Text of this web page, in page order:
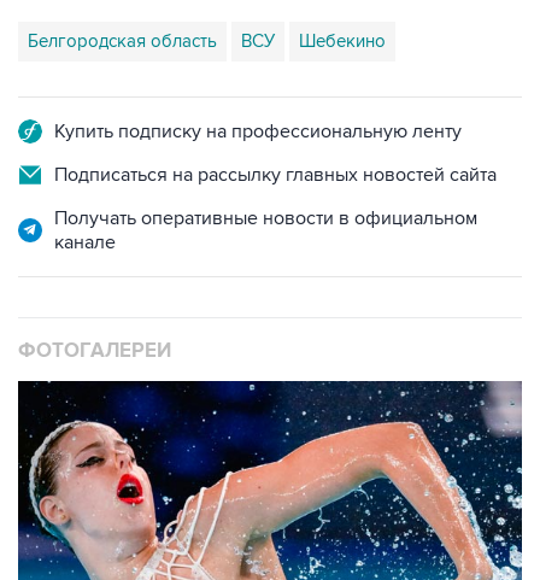
Белгородская область ВСУ Шебекино
Купить подписку на профессиональную ленту
Подписаться на рассылку главных новостей сайта
Получать оперативные новости в официальном
канале
ФОТОГАЛЕРЕИ